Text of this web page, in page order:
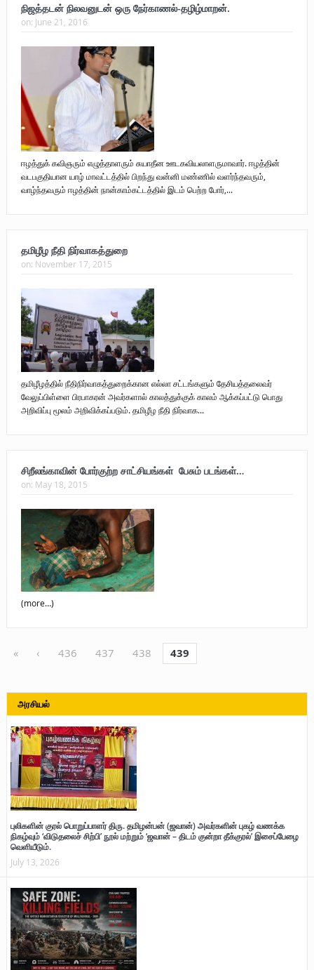
நிஜத்தடன் நிலவனுடன் ஒரு நேர்காணல்-தழிழ்மாறன்.
on: June 21, 2016
ஈழத்துக் கவிஞரும் எழுத்தாளரும் சுயாதீன ஊடகவியலாளருமாவார். ஈழத்தின்
வடபகுதியான யாழ் மாவட்டத்தில் பிறந்து வன்னி மண்ணில் வளர்ந்தவரும்,
வாழ்ந்தவரும் ஈழத்தின் நான்காம்கட்டத்தில் இடம் பெற்ற போர்,...
தமிழீழ நீதி நிர்வாகத்துறை
on: November 17, 2015
தமிழீழத்தில் நீதிநிர்வாகத்துறைக்கான எல்லா சட்டங்களும் தேசியத்தலைவர்
வேலுப்பிள்ளை பிரபாகரன் அவர்களால் காலத்துக்குக் காலம் ஆக்கப்பட்டு பொது
அறிவிப்பு மூலம் அறிவிக்கப்படும். தமிழீழ நீதி நிர்வாக...
சிறீலங்காவின் போர்குற்ற சாட்சியங்கள் பேசும் படங்கள்…
on: May 18, 2015
(more…)
« ‹ 436 437 438 439
அரசியல்
புலிகளின் குரல் பொறுப்பாளர் திரு. தமிழன்பன் (ஜவான்) அவர்களின் புகழ் வணக்க
நிகழ்வும் ‘விடுதலைச் சிற்பி’ நூல் மற்றும் ‘ஜவான் – திடம் குன்றா தீக்குரல்’ இசைப்பேழை
வெளியீடும்.
July 13, 2026